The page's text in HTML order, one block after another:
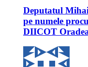
Deputatul
pe numele
DIICOT